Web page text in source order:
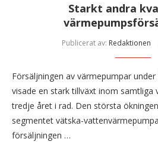
Starkt andra
Publicerat av: Redaktionen
Försäljningen av värmepumpar
visade en stark tillväxt inom
tredje året i rad. Den största
segmentet vätska-
försäljningen …